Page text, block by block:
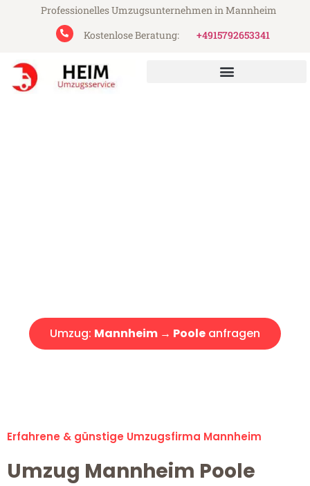
Professionelles Umzugsunternehmen in Mannheim
Kostenlose Beratung:
+4915792653341
Umzug: Mannheim → Poole anfragen
Erfahrene & günstige Umzugsfirma Mannheim
Umzug Mannheim Poole